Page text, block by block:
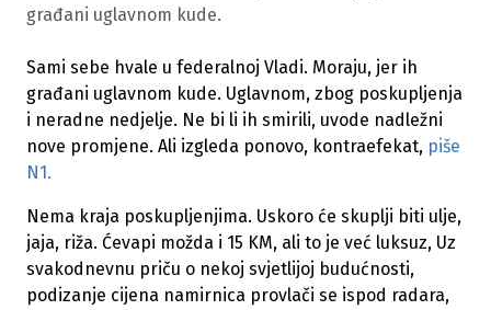
građani uglavnom kude.
Sami sebe hvale u federalnoj Vladi. Moraju, jer ih
građani uglavnom kude. Uglavnom, zbog poskupljenja
i neradne nedjelje. Ne bi li ih smirili, uvode nadležni
nove promjene. Ali izgleda ponovo, kontraefekat, piše
N1.
Nema kraja poskupljenjima. Uskoro će skuplji biti ulje,
jaja, riža. Ćevapi možda i 15 KM, ali to je već luksuz, Uz
svakodnevnu priču o nekoj svjetlijoj budućnosti,
podizanje cijena namirnica provlači se ispod radara,